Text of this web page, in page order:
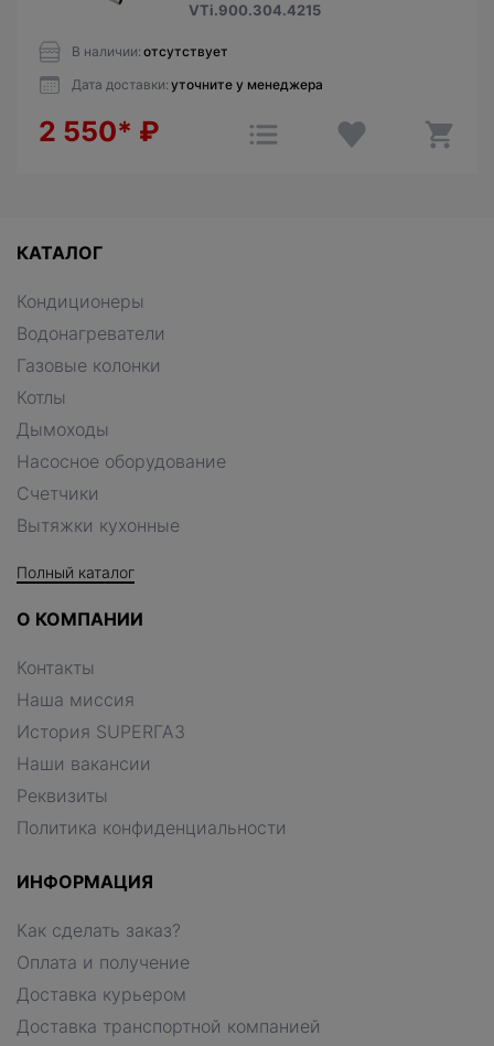
VTi.900.304.4215
В наличии: отсутствует
Дата доставки: уточните у менеджера
2 550* ₽
КАТАЛОГ
Кондиционеры
Водонагреватели
Газовые колонки
Котлы
Дымоходы
Насосное оборудование
Счетчики
Вытяжки кухонные
Полный каталог
О КОМПАНИИ
Контакты
Наша миссия
История SUPERГАЗ
Наши вакансии
Реквизиты
Политика конфиденциальности
ИНФОРМАЦИЯ
Как сделать заказ?
Оплата и получение
Доставка курьером
Доставка транспортной компанией